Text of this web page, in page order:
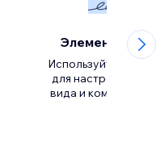
Элементы
Используйте
для настройки